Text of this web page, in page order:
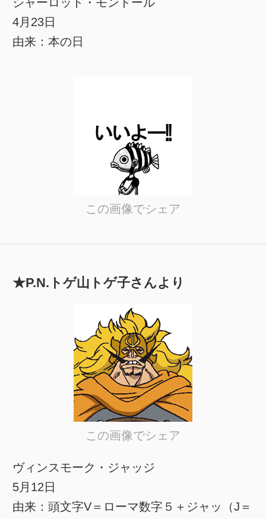
4月23日
由来：本の日
この画像でシェア
★P.N.トゲ山トゲ子さんより
この画像でシェア
ヴィンスモーク・ジャッジ
5月12日
由来：頭文字V＝ローマ数字５＋ジャッ（J＝